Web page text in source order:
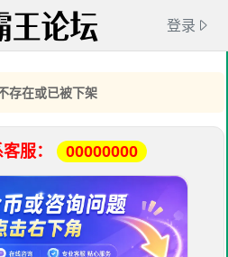
登录
存在或已被下架
服： 00000000